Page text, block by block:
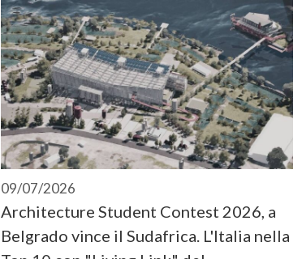
09/07/2026
Architecture Student Contest 2026, a
Belgrado vince il Sudafrica. L'Italia nella